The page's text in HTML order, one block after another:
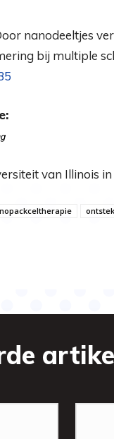
nanodeeltjes
bij multiple
van Illinois in